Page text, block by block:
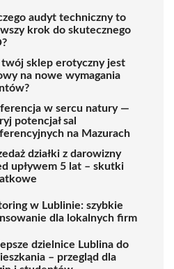
audyt techniczny to
krok do skutecznego
twój sklep erotyczny jest
na nowe wymagania
w sercu natury —
potencjał sal
na Mazurach
działki z darowizny
upływem 5 lat – skutki
w Lublinie: szybkie
dla lokalnych firm
dzielnice Lublina do
– przegląd dla